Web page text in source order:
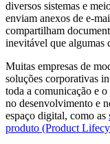
diversos sistemas e
enviam anexos de e-
compartilham
inevitável que algumas
Muitas empresas de
soluções corporativas
toda a comunicação e
no desenvolvimento e
espaço digital, como as
produto (Product